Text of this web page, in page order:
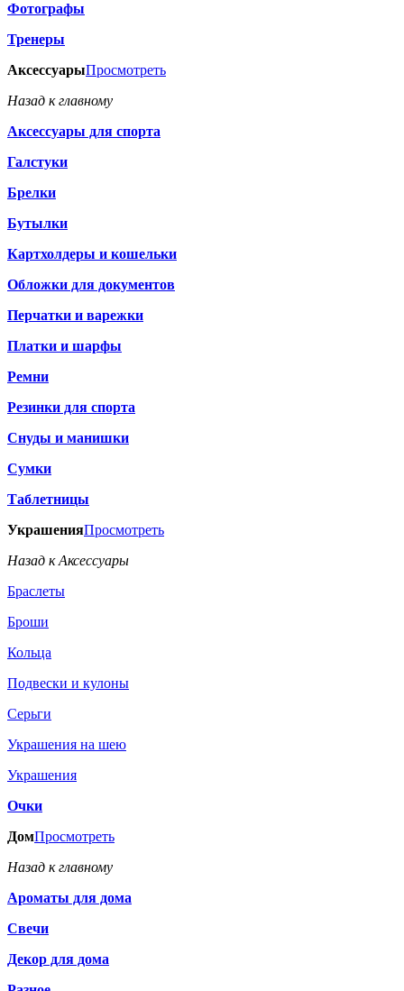
Фотографы
Тренеры
АксессуарыПросмотреть
Назад к главному
Аксессуары для спорта
Галстуки
Брелки
Бутылки
Картхолдеры и кошельки
Обложки для документов
Перчатки и варежки
Платки и шарфы
Ремни
Резинки для спорта
Снуды и манишки
Сумки
Таблетницы
УкрашенияПросмотреть
Назад к Аксессуары
Браслеты
Броши
Кольца
Подвески и кулоны
Серьги
Украшения на шею
Украшения
Очки
ДомПросмотреть
Назад к главному
Ароматы для дома
Свечи
Декор для дома